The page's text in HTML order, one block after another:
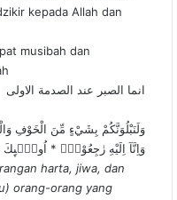
kepada Allah dan
musibah dan
انما الصبر عند الصدمة الاولى
وَلَنَبْلُوَنَّكُمْ بِشَيْءٍ مِّنَ الْخَوْفِ
وَاِنَّآ اِلَيْهِ رٰجِعُوْنَۗ * اُولٰۤىِٕكَ
harta, jiwa, dan
orang-orang yang